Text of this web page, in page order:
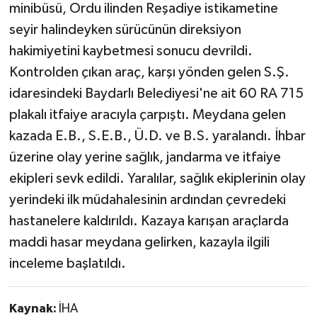
minibüsü, Ordu ilinden Reşadiye istikametine
seyir halindeyken sürücünün direksiyon
hakimiyetini kaybetmesi sonucu devrildi.
Kontrolden çıkan araç, karşı yönden gelen S.Ş.
idaresindeki Baydarlı Belediyesi'ne ait 60 RA 715
plakalı itfaiye aracıyla çarpıştı. Meydana gelen
kazada E.B., S.E.B., Ü.D. ve B.S. yaralandı. İhbar
üzerine olay yerine sağlık, jandarma ve itfaiye
ekipleri sevk edildi. Yaralılar, sağlık ekiplerinin olay
yerindeki ilk müdahalesinin ardından çevredeki
hastanelere kaldırıldı. Kazaya karışan araçlarda
maddi hasar meydana gelirken, kazayla ilgili
inceleme başlatıldı.
Kaynak: İHA